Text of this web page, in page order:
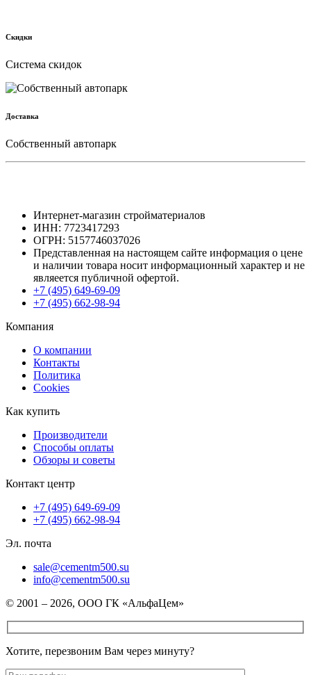
Скидки
Cистема скидок
Доставка
Собственный автопарк
Интернет-магазин стройматериалов
ИНН: 7723417293
ОГРН: 5157746037026
Представленная на настоящем сайте информация о цене
и наличии товара носит информационный характер и не
являеется публичной офертой.
+7 (495) 649-69-09
+7 (495) 662-98-94
Компания
О компании
Контакты
Политика
Cookies
Как купить
Производители
Способы оплаты
Обзоры и советы
Контакт центр
+7 (495) 649-69-09
+7 (495) 662-98-94
Эл. почта
sale@cementm500.su
info@cementm500.su
© 2001 – 2026, ООО ГК «АльфаЦем»
Хотите, перезвоним Вам через минуту?